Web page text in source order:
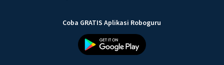
Coba GRATIS Aplikasi Roboguru